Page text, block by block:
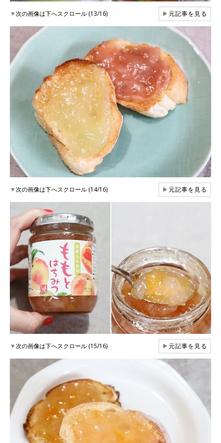
▼次の画像は下へスクロール (13/16) ▶元記事を見る
▼次の画像は下へスクロール (14/16) ▶元記事を見る
▼次の画像は下へスクロール (15/16) ▶元記事を見る